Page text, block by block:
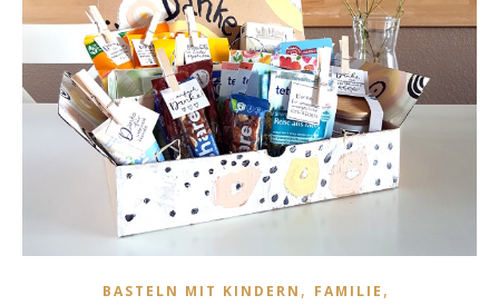
BASTELN MIT KINDERN , FAMILIE ,